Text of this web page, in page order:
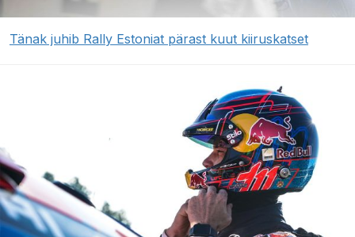
Tänak juhib Rally Estoniat pärast kuut kiiruskatset